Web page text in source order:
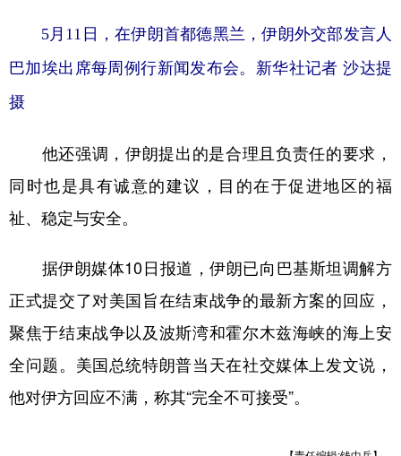
5月11日，在伊朗首都德黑兰，伊朗外交部发言人
巴加埃出席每周例行新闻发布会。新华社记者 沙达提
摄
他还强调，伊朗提出的是合理且负责任的要求，
同时也是具有诚意的建议，目的在于促进地区的福
祉、稳定与安全。
据伊朗媒体10日报道，伊朗已向巴基斯坦调解方
正式提交了对美国旨在结束战争的最新方案的回应，
聚焦于结束战争以及波斯湾和霍尔木兹海峡的海上安
全问题。美国总统特朗普当天在社交媒体上发文说，
他对伊方回应不满，称其“完全不可接受”。